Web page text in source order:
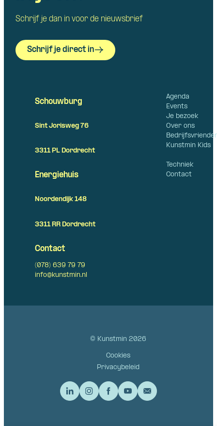
Schrijf je dan in voor de nieuwsbrief
Schrijf je direct in
Agenda
Events
Je bezoek
Over ons
Kunstmin Kids
Techniek
Contact
Schouwburg
Sint Jorisweg 76
3311 PL Dordrecht
Energiehuis
Noordendijk 148
3311 RR Dordrecht
Contact
(078) 639 79 79
info@kunstmin.nl
© Kunstmin 2026
Cookies
Privacybeleid